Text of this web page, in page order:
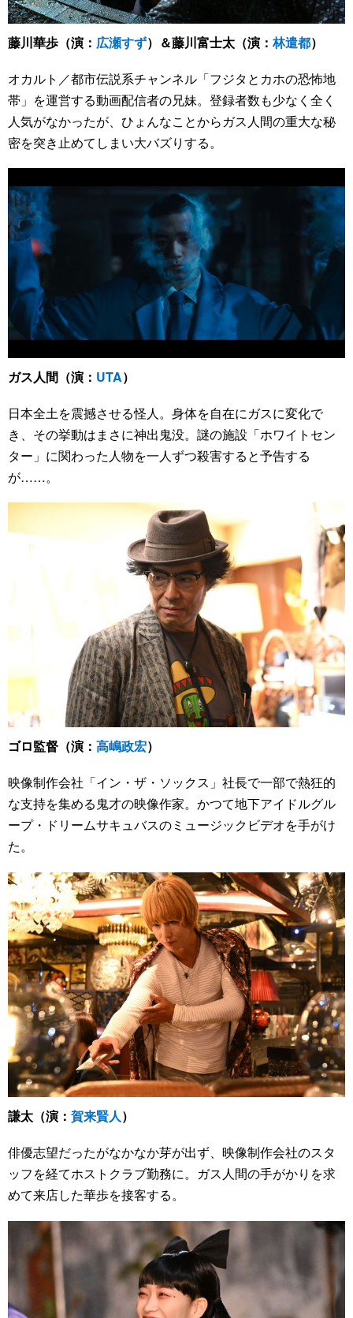
藤川華歩（演： 広瀬すず）＆藤川富士太（演：林遣都）
オカルト／都市伝説系チャンネル「フジタとカホの恐怖地
帯」を運営する動画配信者の兄妹。登録者数も少なく全く
人気がなかったが、ひょんなことからガス人間の重大な秘
密を突き止めてしまい大バズりする。
ガス人間（演： UTA）
日本全土を震撼させる怪人。身体を自在にガスに変化で
き、その挙動はまさに神出鬼没。謎の施設「ホワイトセン
ター」に関わった人物を一人ずつ殺害すると予告する
が……。
ゴロ監督（演： 高嶋政宏）
映像制作会社「イン・ザ・ソックス」社長で一部で熱狂的
な支持を集める鬼才の映像作家。かつて地下アイドルグル
ープ・ドリームサキュバスのミュージックビデオを手がけ
た。
謙太（演：賀来賢人）
俳優志望だったがなかなか芽が出ず、映像制作会社のスタ
ッフを経てホストクラブ勤務に。ガス人間の手がかりを求
めて来店した華歩を接客する。